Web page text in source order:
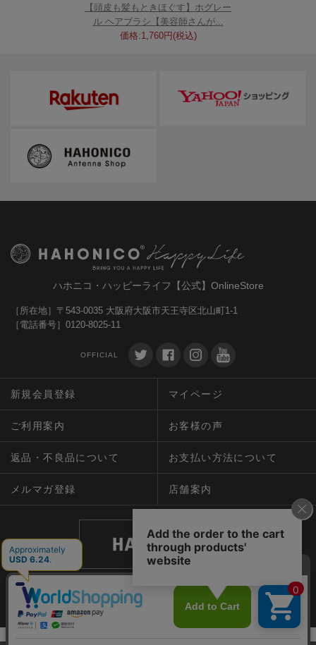
【頭皮も髪もときほぐす】ホグレー
ル ヘアブラシ【美容師さんが...
価格:1,760円(税込)
ハホニコ・ハッピーライフ【公式】OnlineStore
［所在地］〒543-0035 大阪府大阪市天王寺区北山町1-1
［電話番号］0120-8025-11
OFFICIAL
新規会員登録 マイページ
ご利用案内 お客様の声
返品・不良品について お支払い方法について
メルマガ登録 店舗案内
個人情報について｜ 特定商取引法に関する表示 ｜ サイトマップ
Copyright HAHONICOhappylife ALL Right Reserved.